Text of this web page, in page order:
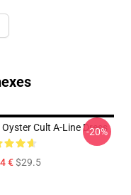
Oyster Cult A-Line Dress
€$29.5
-20%